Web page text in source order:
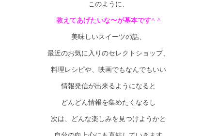
このように、
教えてあげたいな〜が基本です^ ^
美味しいスイーツの話、
最近のお気に入りのセレクトショップ、
料理レシピや、映画でもなんでもいい
情報発信が出来るようになると
どんどん情報を集めたくなるし
次は、どんな楽しみを見つけようかと